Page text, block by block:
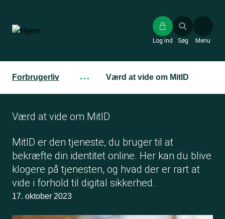
hovedindhold
Søg
Log ind Menu
Forbrugerliv ··· Værd at vide om MitID
Værd at vide om MitID
MitID er den tjeneste, du bruger til at
bekræfte din identitet online. Her kan du blive
klogere på tjenesten, og hvad der er rart at
vide i forhold til digital sikkerhed.
17. oktober 2023